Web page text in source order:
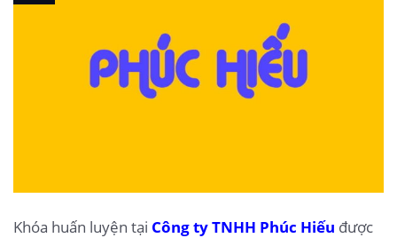
Khóa huấn luyện tại Công ty TNHH Phúc Hiếu được